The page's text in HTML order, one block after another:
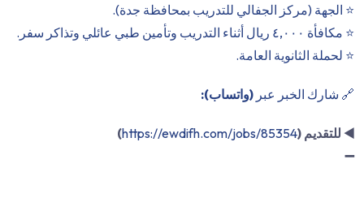
⭐️ الجهة (مركز الجفالي للتدريب بمحافظة جدة).
⭐️ مكافأة ٤,٠٠٠ ريال أثناء التدريب وتأمين طبي عائلي وتذاكر سفر.
⭐️ لحملة الثانوية العامة.
🔗 شارك الخبر عبر (واتساب):
◀️ للتقديم (https://ewdifh.com/jobs/85354
)
➖